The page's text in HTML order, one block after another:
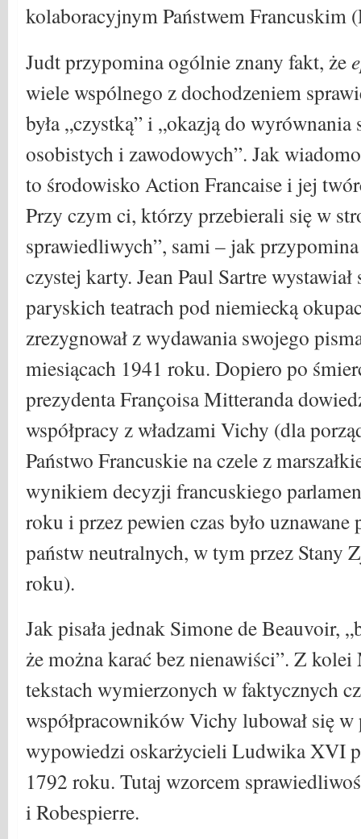
kolaboracyjnym Państwem Francuskim
Judt przypomina ogólnie znany fakt, że
wiele wspólnego z dochodzeniem
była „czystką” i „okazją do
osobistych i zawodowych”. Jak
to środowisko Action Francaise i jej
Przy czym ci, którzy przebierali się w
sprawiedliwych”, sami – jak
czystej karty. Jean Paul Sartre
paryskich teatrach pod niemiecką
zrezygnował z wydawania swojego
miesiącach 1941 roku. Dopiero po
prezydenta Françoisa Mitteranda
współpracy z władzami Vichy (dla
Państwo Francuskie na czele z
wynikiem decyzji francuskiego
roku i przez pewien czas było uznawane
państw neutralnych, w tym przez Stany
roku).
Jak pisała jednak Simone de Beauvoir,
że można karać bez nienawiści”. Z
tekstach wymierzonych w faktycznych
współpracowników Vichy lubował się
wypowiedzi oskarżycieli Ludwika XVI
1792 roku. Tutaj wzorcem
i Robespierre.